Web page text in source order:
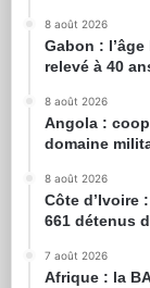
8 août 2026
Gabon :
relevé à 40
8 août 2026
Angola :
domaine
8 août 2026
Côte d’Ivoire
661 détenus
7 août 2026
Afrique : la